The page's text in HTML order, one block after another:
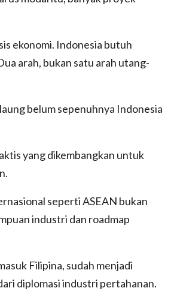
ekonomi. Indonesia butuh
arah, bukan satu arah utang-
belum sepenuhnya Indonesia
yang dikembangkan untuk
seperti ASEAN bukan
industri dan roadmap
Filipina, sudah menjadi
diplomasi industri pertahanan.